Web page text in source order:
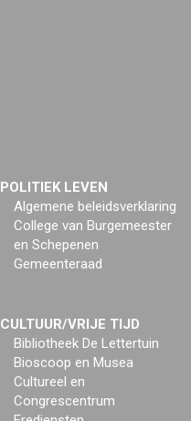
POLITIEK LEVEN
Algemene beleidsverklaring
College van Burgemeester
en Schepenen
Gemeenteraad
CULTUUR/VRIJE TIJD
Bibliotheek De Lettertuin
Bioscoop en Musea
Cultureel en
Congrescentrum